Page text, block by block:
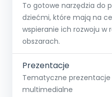
To gotowe narzędzia do
dziećmi, które mają na
wspieranie ich rozwoju w
obszarach.
Prezentacje
Tematyczne prezentacje
multimedialne